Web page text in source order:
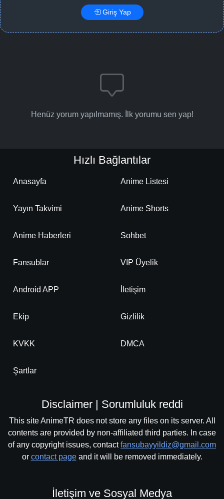
Giriş Yap
Henüz yorum yapılmamış. İlk yorumu sen yap!
Hızlı Bağlantılar
Anasayfa Anime Listesi
Yayın Takvimi Anime Shorts
Anime Haberleri Sohbet
Fansublar VIP Üyelik
Android APP İletişim
Ekip Gizlilik
KVKK DMCA
Şartlar
Disclaimer | Sorumluluk reddi
This site AnimeTR does not store any files on its server. All
contents are provided by non-affiliated third parties. In case
of any copyright issues, contactfansubayyildiz@gmail.com
or contact pageand it will be removed immediately.
İletişim ve Sosyal Medya